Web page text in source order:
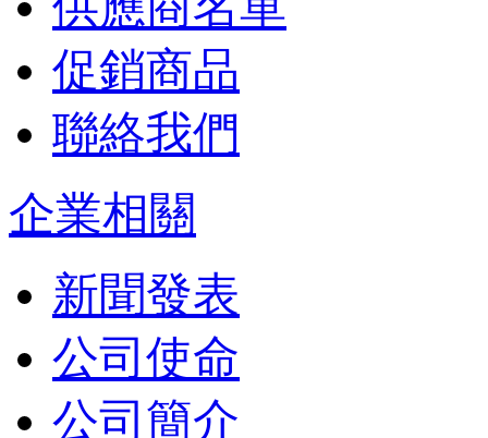
促銷商品
聯絡我們
企業相關
新聞發表
公司使命
公司簡介